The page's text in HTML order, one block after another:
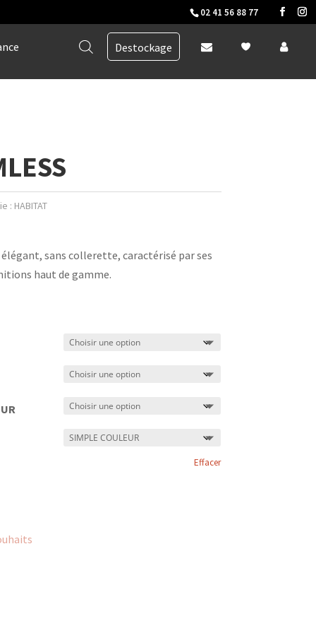
02 41 56 88 77
Destockage
: HABITAT
sans collerette, caractérisé par ses
haut de gamme.
Effacer